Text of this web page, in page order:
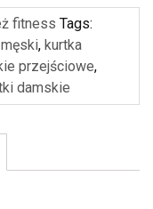
fitness Tags:
, kurtka
przejściowe,
damskie